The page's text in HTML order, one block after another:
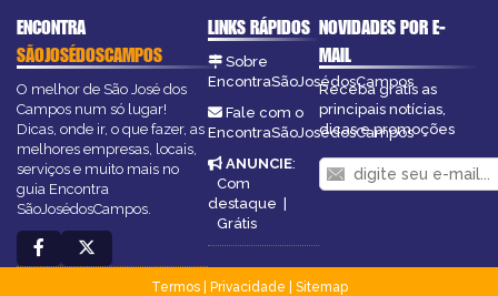
ENCONTRA
SÃOJOSÉDOSCAMPOS
O melhor de São José dos
Campos num só lugar!
Dicas, onde ir, o que fazer, as
melhores empresas, locais,
serviços e muito mais no
guia Encontra
SãoJosédosCampos.
LINKS RÁPIDOS
Sobre
EncontraSãoJosédosCampos
Fale com o
EncontraSãoJosédosCampos
ANUNCIE:
Com
destaque |
Grátis
NOVIDADES POR E-
MAIL
Receba grátis as
principais notícias,
dicas e promoções
Termos| Privacidade
Sitemap